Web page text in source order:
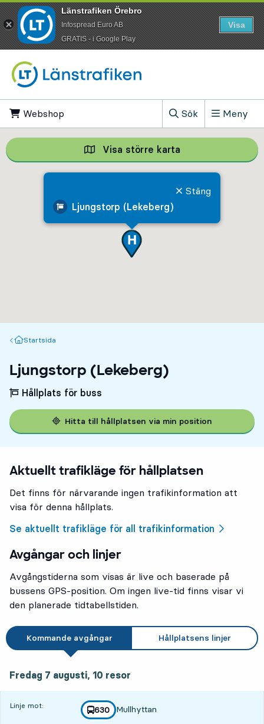
Webshop
Sök
, Visa sökfältet
Meny
Ljungstorp (Lekeberg)
Stäng
Visa större karta Visa större
Startsida
Startsida
Ljungstorp (Lekeberg)
Hållplats för buss
Hitta till hållplatsen via min position
Aktuellt trafikläge för hållplatsen
Det finns för närvarande ingen trafikinformation att
visa för denna hållplats.
Se aktuellt trafikläge för all trafikinformation
Avgångar och linjer
Avgångstiderna som visas är live och baserade på
bussens GPS-position. Om ingen live-tid finns visar vi
den planerade tidtabellstiden.
Kommande avgångar Hållplatsens linjer
Fredag 7 augusti, 10 resor
Linje mot: linje
630
mot
Mullhyttan
,
Länstrafiken Örebro
Infospread Euro AB
​GRATIS - i Google Play
Visa